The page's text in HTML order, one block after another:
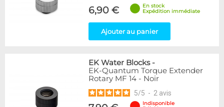
6,90 €
En stock
Expédition immédiate
Ajouter au panier
EK Water Blocks-
EK-Quantum Torque Extender
Rotary MF 14 - Noir
5/5 - 2 avis
Indisponible